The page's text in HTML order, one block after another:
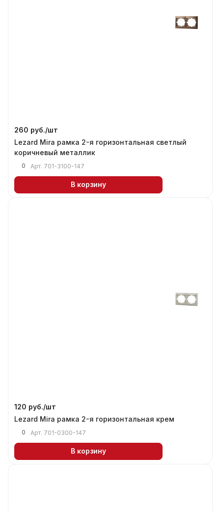
260 руб./шт
Lezard Mira рамка 2-я горизонтальная светлый
коричневый металлик
0 Арт. 701-3100-147
В корзину
120 руб./шт
Lezard Mira рамка 2-я горизонтальная крем
0 Арт. 701-0300-147
В корзину